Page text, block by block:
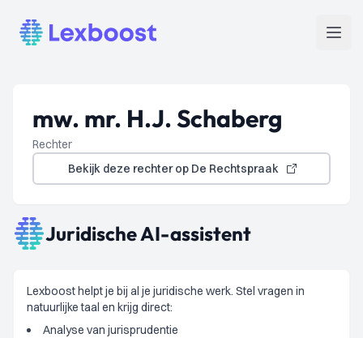
Lexboost
mw. mr. H.J. Schaberg
Rechter
Bekijk deze rechter op De Rechtspraak
Juridische AI-assistent
Lexboost helpt je bij al je juridische werk. Stel vragen in
natuurlijke taal en krijg direct:
Analyse van jurisprudentie